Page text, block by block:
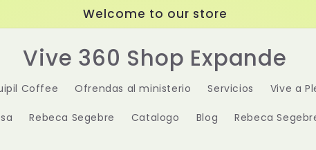
Welcome to our store
Vive 360 Shop Expande
Coffee Ofrendas al ministerio Servicios Vive a
Rebeca Segebre Catalogo Blog Rebeca